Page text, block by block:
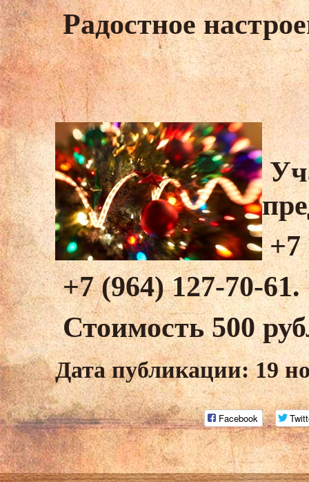
Радостное
+7
+7 (964) 127-70-61.
Стоимость 500
Дата публикации: 19
Facebook